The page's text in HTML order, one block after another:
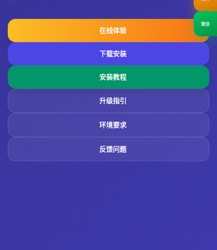
在线体验
下载安装
安装教程
升级指引
环境要求
反馈问题
微信